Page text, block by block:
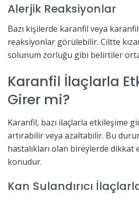
Alerjik Reaksiyonlar
Bazı kişilerde karanfil veya
reaksiyonlar görülebilir. Ciltte
solunum zorluğu gibi belirtiler
Karanfil İlaçlarla
Girer mi?
Karanfil, bazı ilaçlarla etkileşime
artırabilir veya azaltabilir. Bu
hastalıkları olan bireylerde
konudur.
Kan Sulandırıcı